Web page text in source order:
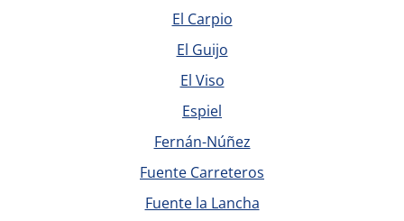
El Carpio
El Guijo
El Viso
Espiel
Fernán-Núñez
Fuente Carreteros
Fuente la Lancha